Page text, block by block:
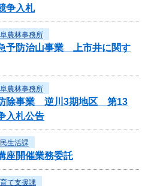
争入札
農林事務所
予防治山事業 上市井に関す
農林事務所
防除事業 逆川3期地区 第13
入札公告
生活課
座開催業務委託
て支援課